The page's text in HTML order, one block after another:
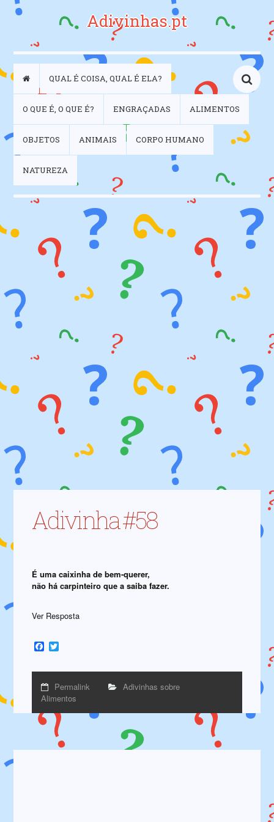
Adivinhas.pt
QUAL É COISA, QUAL É ELA?
O QUE É, O QUE É? ENGRAÇADAS ALIMENTOS
OBJETOS ANIMAIS CORPO HUMANO
NATUREZA
Adivinha #58
É uma caixinha de bem-querer,
não há carpinteiro que a saiba fazer.
Ver Resposta
Facebook
Permalink
Adivinhas sobre
Alimentos